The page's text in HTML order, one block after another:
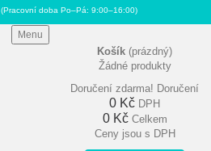
(Pracovní doba Po–Pá: 9:00–16:00)
Menu
Košík (prázdný)
Žádné produkty
Doručení zdarma! Doručení
0 Kč DPH
0 Kč Celkem
Ceny jsou s DPH